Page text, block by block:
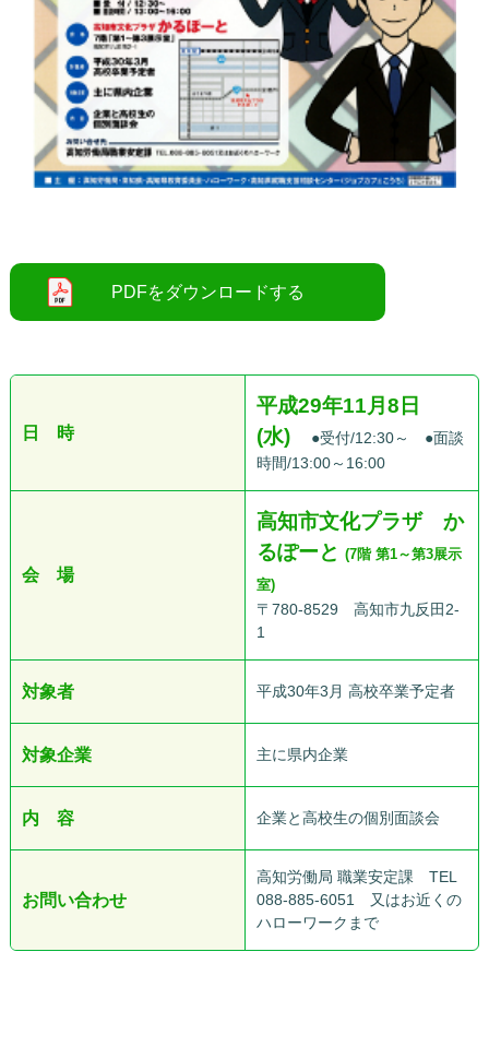
日 時
平成29年11月8日
(水)
●受付/12:30～ ●面談
時間/13:00～16:00
会 場
高知市文化プラザ か
るぽーと (7階 第1～第3展示
室)
〒780-8529 高知市九反田2-
1
対象者 平成30年3月 高校卒業予定者
対象企業 主に県内企業
内 容 企業と高校生の個別面談会
お問い合わせ
高知労働局 職業安定課 TEL
088-885-6051 又はお近くの
ハローワークまで